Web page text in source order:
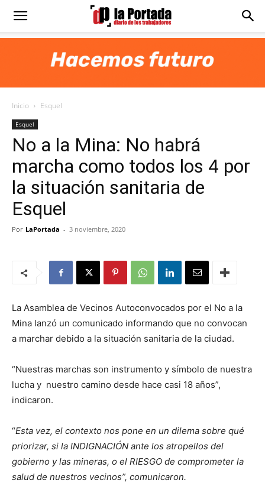
Diario
Portada
Inicio Esquel
Esquel
No a la Mina: No habrá
marcha como todos los 4 por
la situación sanitaria de
Esquel
Por LaPortada - 3 noviembre, 2020
La Asamblea de Vecinos Autoconvocados por el No a la
Mina lanzó un comunicado informando que no convocan
a marchar debido a la situación sanitaria de la ciudad.
“Nuestras marchas son instrumento y símbolo de nuestra
lucha y nuestro camino desde hace casi 18 años”,
indicaron.
“Esta vez, el contexto nos pone en un dilema sobre qué
priorizar, si la INDIGNACIÓN ante los atropellos del
gobierno y las mineras, o el RIESGO de comprometer la
salud de nuestros vecinos”, comunicaron.